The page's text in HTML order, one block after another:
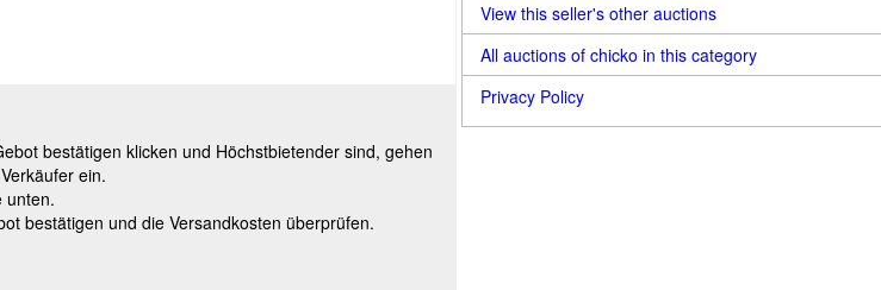
bestätigen klicken und Höchstbietender sind, gehen
ein.
unten.
bestätigen und die Versandkosten überprüfen.
View this seller's other auctions
All auctions of chicko in this category
Privacy Policy